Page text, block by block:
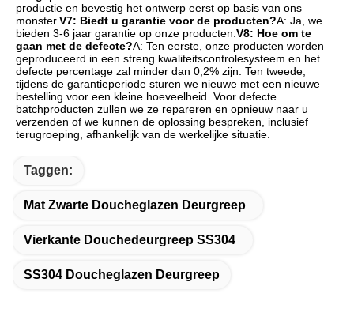
productie en bevestig het ontwerp eerst op basis van ons
monster.V7: Biedt u garantie voor de producten?A: Ja, we
bieden 3-6 jaar garantie op onze producten. V8: Hoe om te
gaan met de defecte?A: Ten eerste, onze producten worden
geproduceerd in een streng kwaliteitscontrolesysteem en het
defecte percentage zal minder dan 0,2% zijn. Ten tweede,
tijdens de garantieperiode sturen we nieuwe met een nieuwe
bestelling voor een kleine hoeveelheid. Voor defecte
batchproducten zullen we ze repareren en opnieuw naar u
verzenden of we kunnen de oplossing bespreken, inclusief
terugroeping, afhankelijk van de werkelijke situatie.
Taggen:
Mat Zwarte Doucheglazen Deurgreep
Vierkante Douchedeurgreep SS304
SS304 Doucheglazen Deurgreep